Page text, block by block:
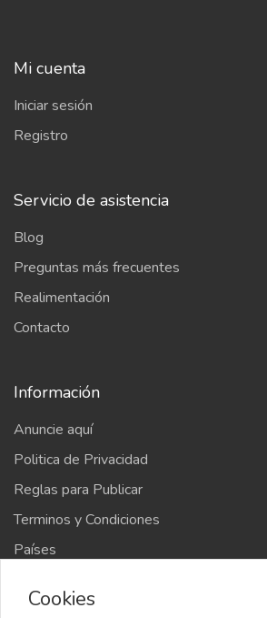
Mi cuenta
Iniciar sesión
Registro
Servicio de asistencia
Blog
Preguntas más frecuentes
Realimentación
Contacto
Información
Anuncie aquí
Politica de Privacidad
Reglas para Publicar
Terminos y Condiciones
Países
Cookies